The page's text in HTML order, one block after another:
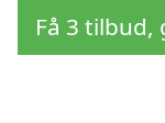
Få 3